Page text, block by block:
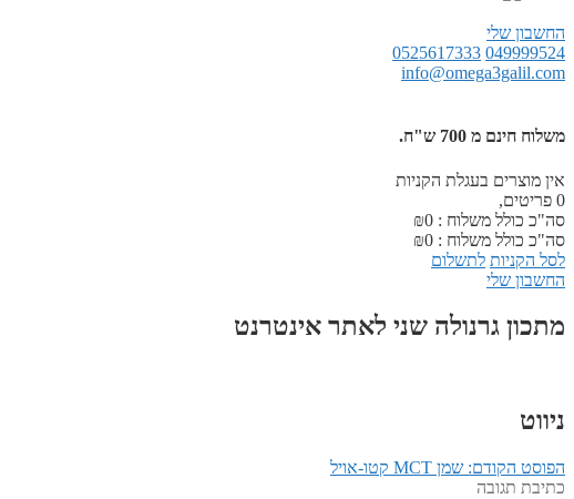
החשבון שלי
049999524
0525617333
info@omega3galil.com
משלוח חינם מ 700 ש"ח.
אין מוצרים בעגלת הקניות
0 פריטים,
סה"כ כולל משלוח :
₪0
סה"כ כולל משלוח :
₪0
לסל הקניות לתשלום
החשבון שלי
מתכון גרנולה שני לאתר אינטרנט
ניווט
הפוסט הקודם: שמן MCT קטו-אויל
כתיבת תגובה